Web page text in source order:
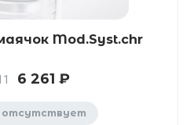
Mod.Syst.chr
6 261 ₽
отсутствует